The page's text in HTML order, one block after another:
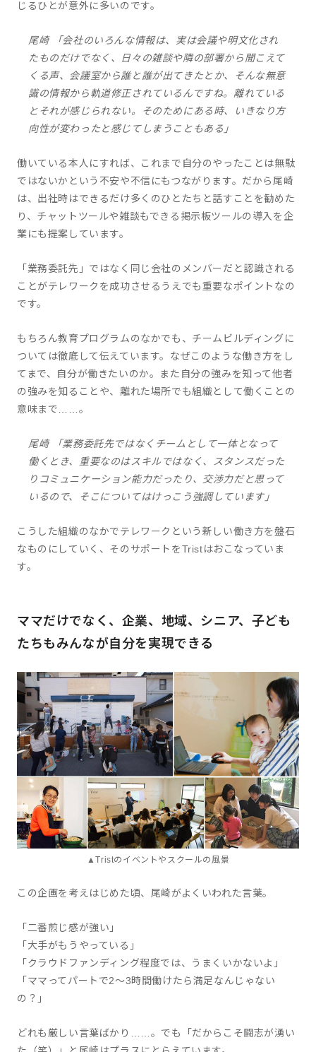
じるひとが意外に多いのです。
尾崎 「会社のいろんな情報は、実は会議や明文化され
たものだけでなく、日々の雑談や隣の部署から聞こえて
くる声、会議室から誰と誰が出てきたとか、そんな無意
識の情報から軌道修正されているんですね。離れている
とそれが感じられない。そのためにある時、いきなり方
向性が変わったと感じてしまうこともある」
働いている本人にすれば、これまで自分のやったことは無駄
ではないかという不安や不信にもつながります。だから尾崎
は、出社時はできるだけ多くのひとたちと話すことを勧めた
り、チャットツールや雑談もできる掲示板ツールの導入を企
業にも提案しています。
「業務委託先」ではなく同じ会社のメンバーだと認識される
ことがテレワークを成功させるうえでも重要なポイントなの
です。
もちろん教育プログラムのなかでも、チームビルディングに
ついては徹底して伝えています。なぜこのような働き方をし
てまで、自分が働きたいのか。また自分の強みを知って他者
の強みを知ることや、離れた場所でも組織として働くことの
意味まで……。
尾崎 「業務委託先ではなくチームとして一体となって
働くとき、重要なのはスキルではなく、スタンスだった
りコミュニケーション能力だったり、交渉力だと思って
いるので、そこについてはけっこう強調しています」
こうした組織のなかでテレワークという新しい働き方を盤石
なものにしていく、そのサポートをTristはおこなっていま
す。
ママだけでなく、企業、地域、シニア、子ども
たちもみんなが自分を実現できる
▲Tristのイベントやスクールの風景
この企画を考えはじめた頃、尾崎がよくいわれた言葉。
「二番煎じ感が強い」
「大手がもうやっている」
「クラウドファンディング程度では、うまくいかないよ」
「ママってパートで2〜3時間働けたら満足なんじゃない
の？」
どれも厳しい言葉ばかり……。でも「だからこそ闘志が湧い